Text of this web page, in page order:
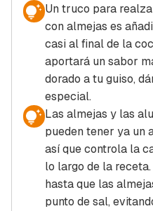
Un truco para
con almejas es
casi al final de la
aportará un sabor
dorado a tu guiso,
especial.
Las almejas y las
pueden tener ya un
así que controla la
lo largo de la
hasta que las
punto de sal,